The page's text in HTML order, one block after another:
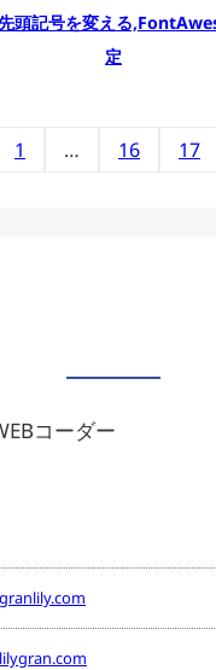
頭記号を変える
定
1 … 16 17
コーダー